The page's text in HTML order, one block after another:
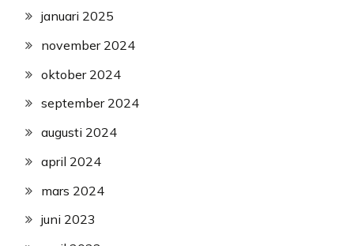
januari 2025
november 2024
oktober 2024
september 2024
augusti 2024
april 2024
mars 2024
juni 2023